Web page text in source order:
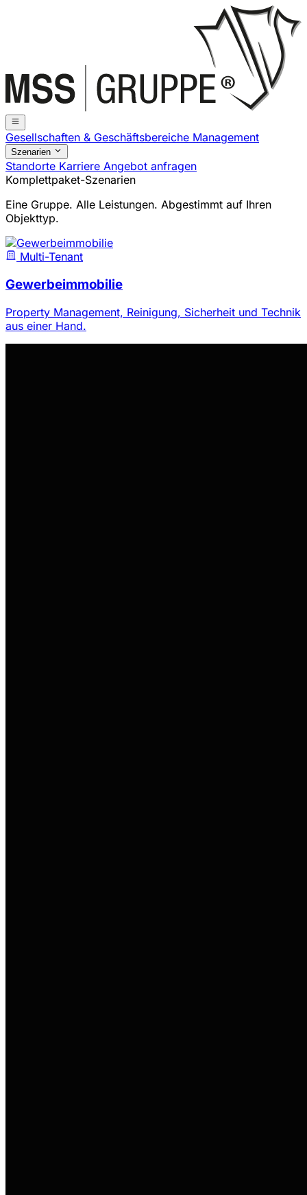
Gesellschaften & Geschäftsbereiche Management
Szenarien
Standorte Karriere Angebot anfragen
Komplettpaket-Szenarien
Eine Gruppe. Alle Leistungen. Abgestimmt auf Ihren
Objekttyp.
Multi-Tenant
Gewerbeimmobilie
Property Management, Reinigung, Sicherheit und Technik
aus einer Hand.